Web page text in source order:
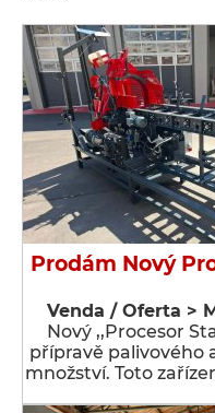
Prodám Nový
Venda / Oferta >
Nový ,,Procesor
přípravě palivového
množství. Toto